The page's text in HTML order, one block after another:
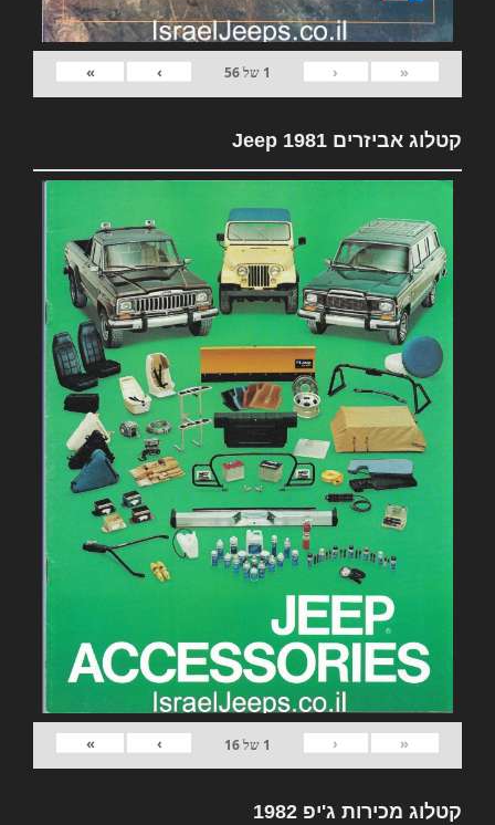
«
‹
1 של56
›
»
קטלוג אביזרים 1981 Jeep
«
‹
1 של16
›
»
קטלוג מכירות ג'יפ 1982